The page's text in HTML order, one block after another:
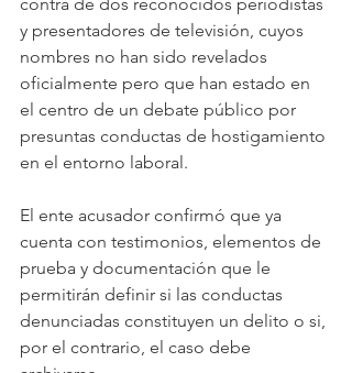
y presentadores de televisión, cuyos
nombres no han sido revelados
oficialmente pero que han estado en
el centro de un debate público por
presuntas conductas de hostigamiento
en el entorno laboral.
El ente acusador confirmó que ya
cuenta con testimonios, elementos de
prueba y documentación que le
permitirán definir si las conductas
denunciadas constituyen un delito o si,
por el contrario, el caso debe